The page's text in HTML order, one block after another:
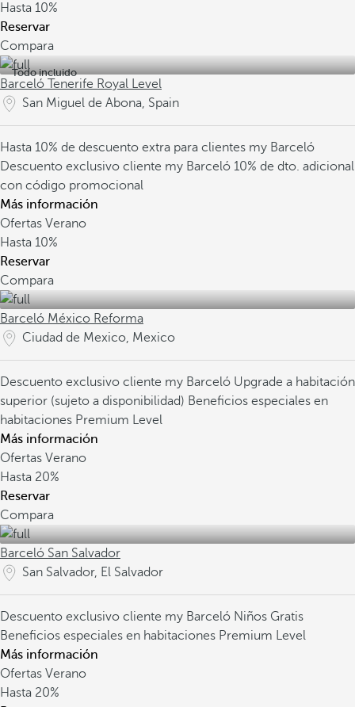
Hasta 10%
Reservar
Compara
Todo incluido
Barceló Tenerife Royal Level
San Miguel de Abona, Spain
Hasta 10% de descuento extra para clientes my Barceló
Descuento exclusivo cliente my Barceló 10% de dto. adicional
con código promocional
Más información
Ofertas Verano
Hasta 10%
Reservar
Compara
Barceló México Reforma
Ciudad de Mexico, Mexico
Descuento exclusivo cliente my Barceló Upgrade a habitación
superior (sujeto a disponibilidad) Beneficios especiales en
habitaciones Premium Level
Más información
Ofertas Verano
Hasta 20%
Reservar
Compara
Barceló San Salvador
San Salvador, El Salvador
Descuento exclusivo cliente my Barceló Niños Gratis
Beneficios especiales en habitaciones Premium Level
Más información
Ofertas Verano
Hasta 20%